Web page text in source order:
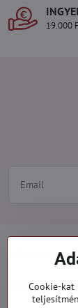
19.000
Minden
Cookie-kat